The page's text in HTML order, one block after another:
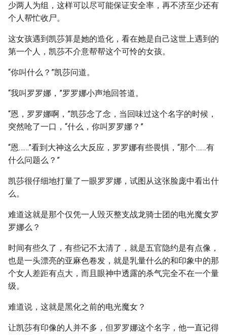
少两人为组，这样可以尽可能保证安全率，再不济至少还有
个人帮忙收尸。
这女孩遇到凯莎算是她的造化，看在她是自己这世上遇到的
第一个人，凯莎不介意帮帮这个可怜的女孩。
“你叫什么？”凯莎问道。
“我叫罗罗娜，”罗罗娜小声地回答道。
“恩，罗罗娜啊，”凯莎念了念，当回味过这个名字的时候，
突然呛了一口，“什么，你叫罗罗娜？”
“恩……”看到大神这么大反应，罗罗娜有些畏惧，“那个……有
什么问题么？”
凯莎很仔细地打量了一眼罗罗娜，试图从这张脸庞中看出什
么。
难道这就是那个仅凭一人毁灭整支战龙骑士团的电光魔女罗
罗娜么？
时间有些久了，有些记不太清了，就是五官隐约是有点像，
也是一头漂亮的亚麻色卷发，就是乳量什么的和印象中的那
个女人差距有点大，而且眼神中透露的杀气完全不在一个量
级。
难道说，这就是黑化之前的电光魔女？
让凯莎有印像的人并不多，但罗罗娜这个名字，他一直记得